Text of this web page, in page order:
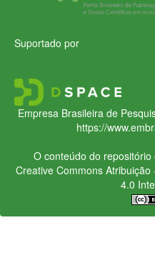
Suportado por
Empresa Brasileira de
https://
O conteúdo do
Creative CommonsAtribuição
4.0